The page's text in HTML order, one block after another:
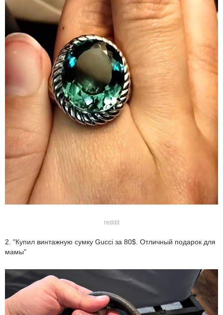
reddit
2. "Купил винтажную сумку Gucci за 80$. Отличный подарок для
мамы"